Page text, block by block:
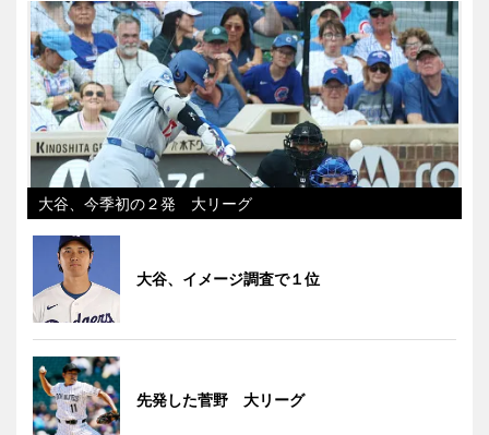
大谷、今季初の２発 大リーグ
大谷、イメージ調査で１位
先発した菅野 大リーグ